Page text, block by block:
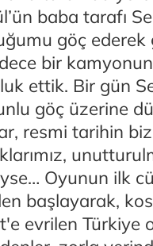
baba tarafı
göç
bir
ettik. Bir gün
göç üzerine
resmi tarihin
Oyunun ilk
başlayarak,
evrilen Türkiye